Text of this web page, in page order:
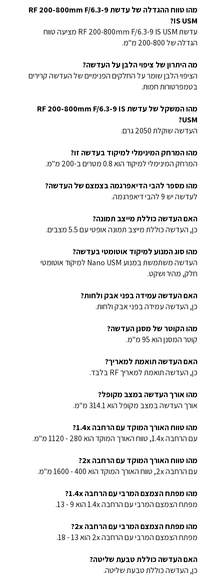
מהו טווח ההגדלה של עדשת RF 200-800mm F/6.3-9
IS USM?
עדשת RF 200-800mm F/6.3-9 IS USM מציעה טווח
הגדלה של 200-800 מ"מ.
מה היתרון של ציפוי הלבן על העדשה?
הציפוי הלבן שומר על החלקים הפנימיים של העדשה קרירים
בטמפרטורות חמות.
מהו המשקל של עדשת RF 200-800mm F/6.3-9 IS
USM?
העדשה שוקלת 2050 גרם.
מהו המרחק המינימלי למיקוד בעדשה זו?
המרחק המינימלי למיקוד הוא 0.8 מטרים ב-200 מ"מ.
מהו מספר להבי הדיאפרגמה בצמצם של העדשה?
לעדשה יש 9 להבי דיאפרגמה.
האם העדשה כוללת מייצב תמונה?
כן, העדשה כוללת מייצב תמונה אופטי עם 5.5 מצבים.
מהו סוג המנוע למיקוד אוטומטי בעדשה?
העדשה משתמשת במנוע Nano USM למיקוד אוטומטי
חלק, מהיר ושקט.
האם העדשה עמידה בפני אבק ולחות?
כן, העדשה עמידה בפני אבק ולחות.
מהו הקוטר של מסנן העדשה?
קוטר המסנן הוא 95 מ"מ.
האם העדשה תואמת למאריך?
כן, העדשה תואמת למאריך RF בלבד.
מהו אורך העדשה במצב מקופל?
אורך העדשה במצב מקופל הוא 314.1 מ"מ.
מהו טווח האורך המוקד עם הרחבה 1.4x?
עם הרחבה 1.4x, טווח האורך המוקד הוא 280 - 1120 מ"מ.
מהו טווח האורך המוקד עם הרחבה 2x?
עם הרחבה 2x, טווח האורך המוקד הוא 400 - 1600 מ"מ.
מהו מפתח הצמצם המרבי עם הרחבה 1.4x?
מפתח הצמצם המרבי עם הרחבה 1.4x הוא 9 - 13.
מהו מפתח הצמצם המרבי עם הרחבה 2x?
מפתח הצמצם המרבי עם הרחבה 2x הוא 13 - 18.
האם העדשה כוללת טבעת שליטה?
כן, העדשה כוללת טבעת שליטה.